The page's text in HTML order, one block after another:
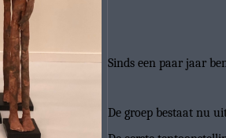
Sinds een paar jaar
De groep bestaat nu